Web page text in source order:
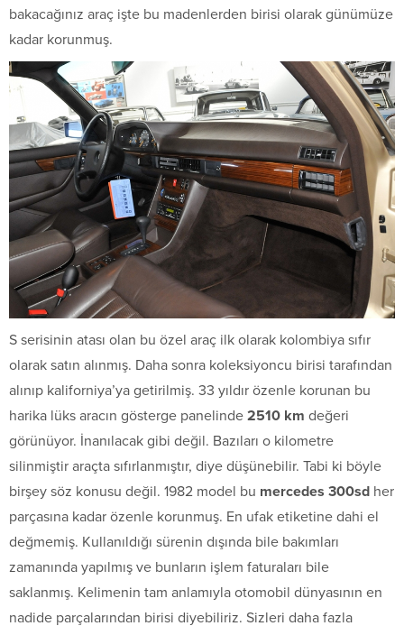
bakacağınız araç işte bu madenlerden birisi olarak günümüze
kadar korunmuş.
S serisinin atası olan bu özel araç ilk olarak kolombiya sıfır
olarak satın alınmış. Daha sonra koleksiyoncu birisi tarafından
alınıp kaliforniya’ya getirilmiş. 33 yıldır özenle korunan bu
harika lüks aracın gösterge panelinde 2510 km değeri
görünüyor. İnanılacak gibi değil. Bazıları o kilometre
silinmiştir araçta sıfırlanmıştır, diye düşünebilir. Tabi ki böyle
birşey söz konusu değil. 1982 model bu mercedes 300sd her
parçasına kadar özenle korunmuş. En ufak etiketine dahi el
değmemiş. Kullanıldığı sürenin dışında bile bakımları
zamanında yapılmış ve bunların işlem faturaları bile
saklanmış. Kelimenin tam anlamıyla otomobil dünyasının en
nadide parçalarından birisi diyebiliriz. Sizleri daha fazla